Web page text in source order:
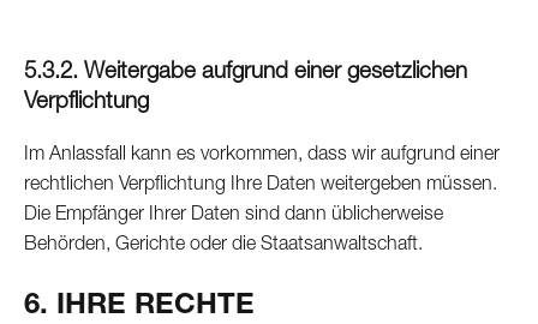
5.3.2. Weitergabe aufgrund einer gesetzlichen
Verpflichtung
Im Anlassfall kann es vorkommen, dass wir aufgrund einer
rechtlichen Verpflichtung Ihre Daten weitergeben müssen.
Die Empfänger Ihrer Daten sind dann üblicherweise
Behörden, Gerichte oder die Staatsanwaltschaft.
6. IHRE RECHTE